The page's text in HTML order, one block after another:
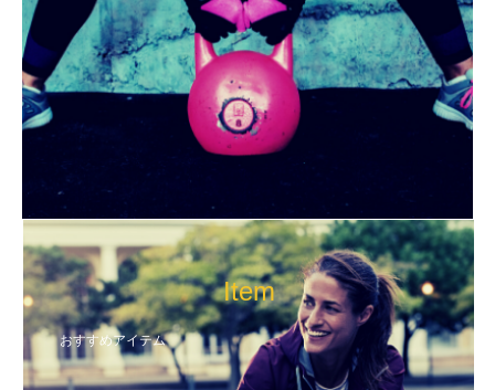
Item
おすすめアイテム